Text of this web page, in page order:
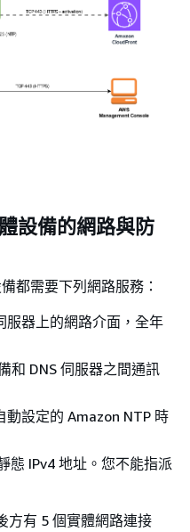
設備的網路與防
都需要下列網路服務：
服器上的網路介面，全年
和 DNS 伺服器之間通訊
動設定的 Amazon NTP 時
態 IPv4 地址。您不能指派
方有 5 個實體網路連接